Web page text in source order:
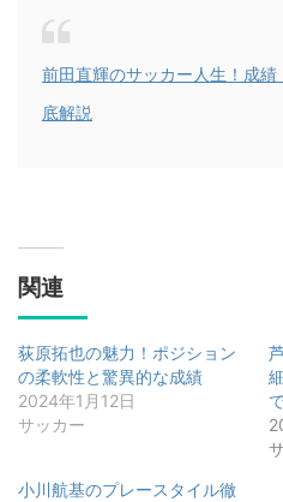
前田直輝のサッカー人生！成
底解説
関連
荻原拓也の魅力！ポジション
の柔軟性と驚異的な成績
2024年1月12日
サッカー
小川航基のプレースタイル徹